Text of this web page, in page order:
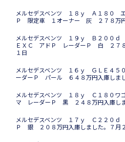
メルセデスベンツ １８ｙ Ａ１８０
Ｐ 限定車 １オーナー 灰 ２７８万円
メルセデスベンツ １９ｙ Ｂ２００
ＥＸＣ アドＰ レーダーＰ 白 ２７８
１日
メルセデスベンツ １６ｙ ＧＬＥ４
ーダーＰ パール ６４８万円入庫しま
メルセデスベンツ １８ｙ Ｃ１８０
マ レーダーＰ 黒 ２４８万円入庫し
メルセデスベンツ １７ｙ Ｃ２２０
Ｐ 銀 ２０８万円入庫しました。７月